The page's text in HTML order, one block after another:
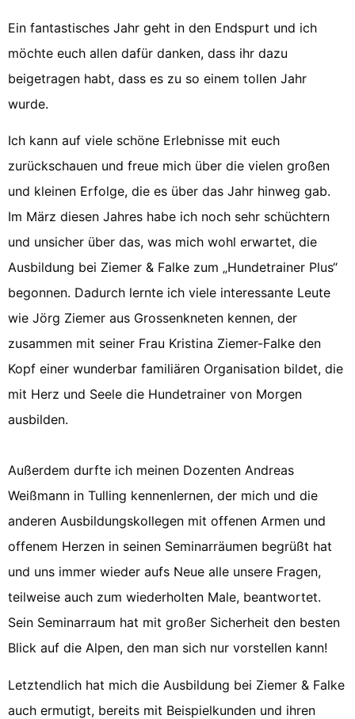
Ein fantastisches Jahr geht in den Endspurt und ich
möchte euch allen dafür danken, dass ihr dazu
beigetragen habt, dass es zu so einem tollen Jahr
wurde.
Ich kann auf viele schöne Erlebnisse mit euch
zurückschauen und freue mich über die vielen großen
und kleinen Erfolge, die es über das Jahr hinweg gab.
Im März diesen Jahres habe ich noch sehr schüchtern
und unsicher über das, was mich wohl erwartet, die
Ausbildung bei Ziemer & Falke zum „Hundetrainer Plus“
begonnen. Dadurch lernte ich viele interessante Leute
wie Jörg Ziemer aus Grossenkneten kennen, der
zusammen mit seiner Frau Kristina Ziemer-Falke den
Kopf einer wunderbar familiären Organisation bildet, die
mit Herz und Seele die Hundetrainer von Morgen
ausbilden.
Außerdem durfte ich meinen Dozenten Andreas
Weißmann in Tulling kennenlernen, der mich und die
anderen Ausbildungskollegen mit offenen Armen und
offenem Herzen in seinen Seminarräumen begrüßt hat
und uns immer wieder aufs Neue alle unsere Fragen,
teilweise auch zum wiederholten Male, beantwortet.
Sein Seminarraum hat mit großer Sicherheit den besten
Blick auf die Alpen, den man sich nur vorstellen kann!
Letztendlich hat mich die Ausbildung bei Ziemer & Falke
auch ermutigt, bereits mit Beispielkunden und ihren